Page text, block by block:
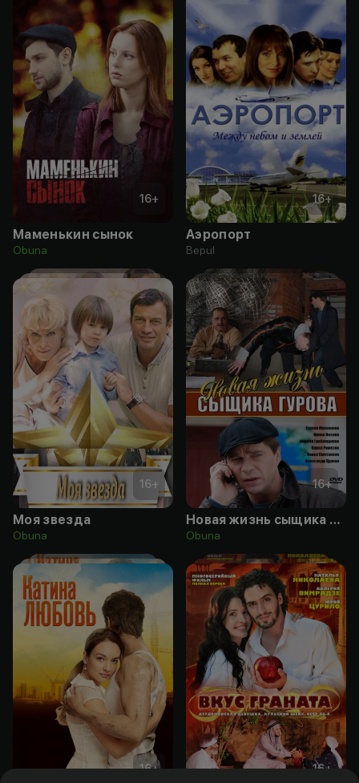
16+
Маменькин сынок
Obuna
16+
Аэропорт
Bepul
16+
Моя звезда
Obuna
16+
Новая жизнь сыщика гурова
Obuna
16+ 16+